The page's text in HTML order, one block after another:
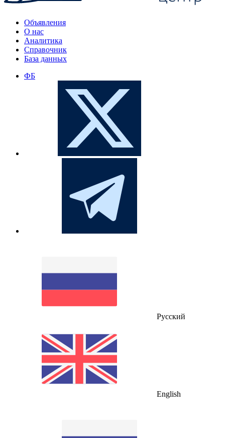
Объявления
О нас
Аналитика
Справочник
База данных
ФБ
Русский
English